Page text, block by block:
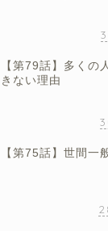
【第79話】多くの
きない理由
【第75話】世間一